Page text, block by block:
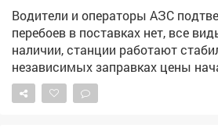
Водители и операторы АЗС
перебоев в поставках нет, все
наличии, станции работают
независимых заправках цены
хорошие новости. Но вопрос
будем и дальше работать с